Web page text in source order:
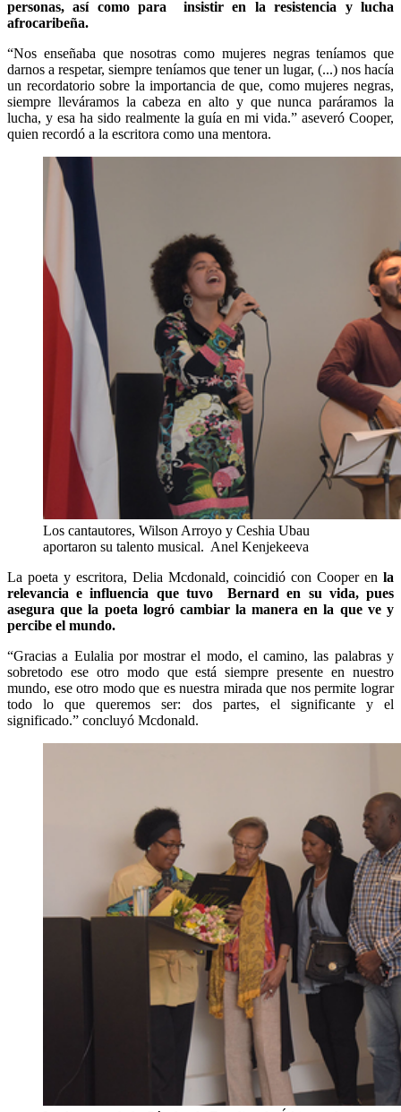
personas, así como para insistir en la resistencia y lucha
afrocaribeña.
“Nos enseñaba que nosotras como mujeres negras teníamos que
darnos a respetar, siempre teníamos que tener un lugar, (...) nos hacía
un recordatorio sobre la importancia de que, como mujeres negras,
siempre lleváramos la cabeza en alto y que nunca paráramos la
lucha, y esa ha sido realmente la guía en mi vida.” aseveró Cooper,
quien recordó a la escritora como una mentora.
Los cantautores, Wilson Arroyo y Ceshia Ubau
aportaron su talento musical. Anel Kenjekeeva
La poeta y escritora, Delia Mcdonald, coincidió con Cooper en la
relevancia e influencia que tuvo Bernard en su vida, pues
asegura que la poeta logró cambiar la manera en la que ve y
percibe el mundo.
“Gracias a Eulalia por mostrar el modo, el camino, las palabras y
sobretodo ese otro modo que está siempre presente en nuestro
mundo, ese otro modo que es nuestra mirada que nos permite lograr
todo lo que queremos ser: dos partes, el significante y el
significado.” concluyó Mcdonald.